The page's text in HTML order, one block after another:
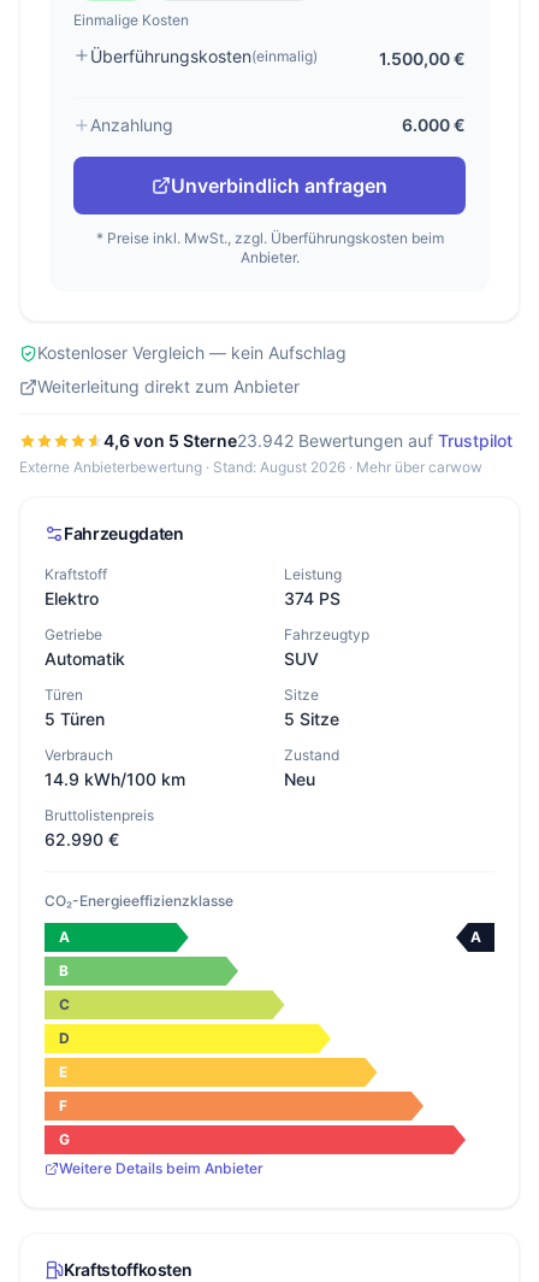
Einmalige Kosten
Überführungskosten(einmalig) 1.500,00 €
Anzahlung 6.000 €
Unverbindlich anfragen
* Preise inkl. MwSt., zzgl. Überführungskosten beim
Anbieter.
Kostenloser Vergleich — kein Aufschlag
Weiterleitung direkt zum Anbieter
4,6 von 5 Sterne23.942 Bewertungen auf Trustpilot
Externe Anbieterbewertung · Stand: August 2026 · Mehr über carwow
Fahrzeugdaten
Kraftstoff
Elektro
Leistung
374 PS
Getriebe
Automatik
Fahrzeugtyp
SUV
Türen
5 Türen
Sitze
5 Sitze
Verbrauch
14.9 kWh/100 km
Zustand
Neu
Bruttolistenpreis
62.990 €
CO₂-Energieeffizienzklasse
A
A
B
C
D
E
F
G
Weitere Details beim Anbieter
Kraftstoffkosten